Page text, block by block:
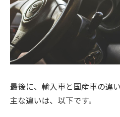
最後に、輸入車と国産車の違
主な違いは、以下です。